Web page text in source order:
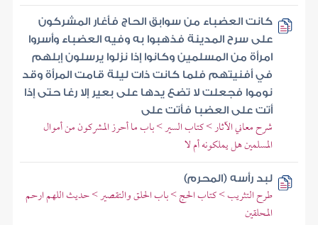
كانت العضباء من سوابق الحاج فأغار المشركون
على سرح المدينة فذهبوا به وفيه العضباء وأسروا
امرأة من المسلمين وكانوا إذا نزلوا يرسلون إبلهم
في أفنيتهم فلما كانت ذات ليلة قامت المرأة وقد
نوموا فجعلت لا تضع يدها على بعير إلا رغا حتى إذا
أتت على العضبا فأتت على
شرح معاني الآثار > كتاب السير > باب ما أحرز المشركون من أموال
المسلمين هل يملكونه أم لا
لبد رأسه (المحرم)
طرح التثريب > كتاب الحج > باب الحلق والتقصير > حديث اللهم ارحم
المحلقين